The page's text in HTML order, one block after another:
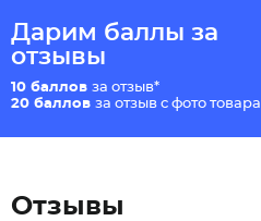
Дарим баллы за
отзывы
10 баллов за отзыв*
20 баллов за отзыв с фото товара
Отзывы